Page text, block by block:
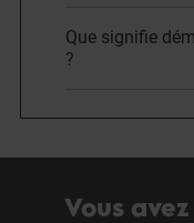
Que signifie
?
Vous